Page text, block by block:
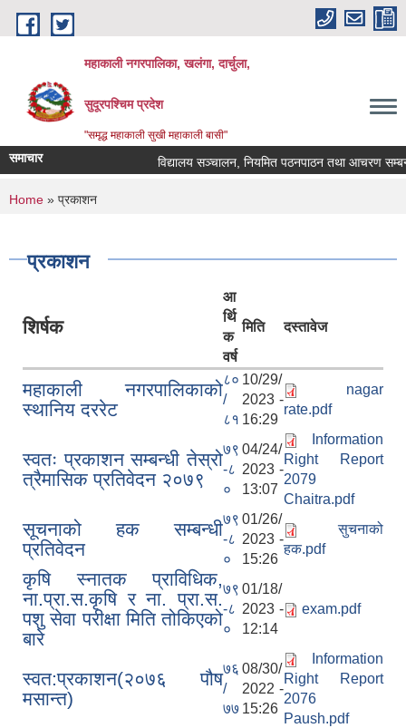
Skip to main content
महाकाली नगरपालिका, खलंगा, दार्चुला,
सुदूरपश्चिम प्रदेश
"समृद्ध महाकाली सुखी महाकाली बासी"
समाचार विद्यालय सञ्चालन, नियमित पठनपाठन तथा आचरण सम्बन्धमा
You are here
Home » प्रकाशन
प्रकाशन
शिर्षक
आ
र्थि
क
वर्ष
मिति दस्तावेज
महाकाली नगरपालिकाको
स्थानिय दररेट
८०
/
८१
10/29/
2023 -
16:29
nagar
rate.pdf
स्वतः प्रकाशन सम्बन्धी तेस्रो
त्रैमासिक प्रतिवेदन २०७९
७९
-८
०
04/24/
2023 -
13:07
Information
Right Report
2079
Chaitra.pdf
सूचनाको हक सम्बन्धी
प्रतिवेदन
७९
-८
०
01/26/
2023 -
15:26
सुचनाको
हक.pdf
कृषि स्नातक प्राविधिक,
ना.प्रा.स.कृषि र ना. प्रा.स.
पशु सेवा परीक्षा मिति तोकिएको
बारे
७९
-८
०
01/18/
2023 -
12:14
exam.pdf
स्वत:प्रकाशन(२०७६ पौष
मसान्त)
७६
/
७७
08/30/
2022 -
15:26
Information
Right Report
2076
Paush.pdf